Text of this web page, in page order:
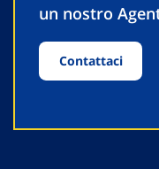
un nostro
Contattaci